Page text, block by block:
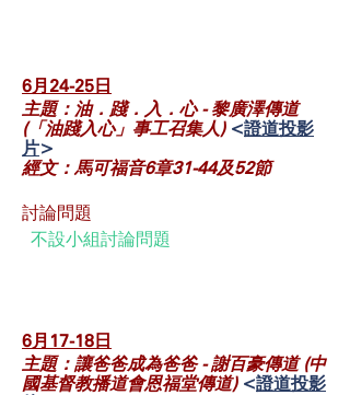
6月24-25 日
主題：油．踐．入．心 - 黎廣澤傳道
(「油踐入心」事工召集人) <證道投影
片>
經文：馬可福音6章31-44及52節
討論問題
不設小組討論問題
6月17-18 日
主題：讓爸爸成為爸爸 - 謝百豪傳道 (中
國基督教播道會恩福堂傳道) <證道投影